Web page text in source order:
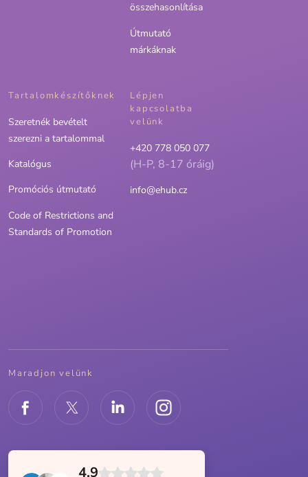
összehasonlítása
Útmutató
márkáknak
Tartalomkészítőknek
Szeretnék bevételt
szerezni a tartalommal
Katalógus
Promóciós útmutató
Code of Restrictions and
Standards of Promotion
Lépjen
kapcsolatba
velünk
+420 778 050 077
(H-P, 8-17 óráig)
info@ehub.cz
Maradjon velünk
4.9